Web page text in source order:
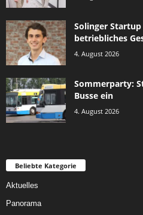
Solinger
betriebliches
4. August 2026
Sommerparty:
Busse ein
4. August 2026
Beliebte Kategorie
Aktuelles
Panorama